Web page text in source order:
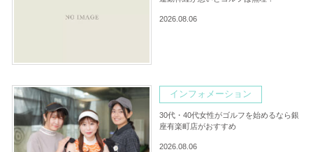
2026.08.06
インフォメーション
30代・40代女性がゴルフを始めるなら銀
座有楽町店がおすすめ
2026.08.06